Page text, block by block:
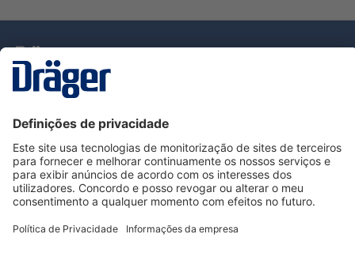
Serviço de Apoio ao Cliente Dräger
Utilização da loja
Informações